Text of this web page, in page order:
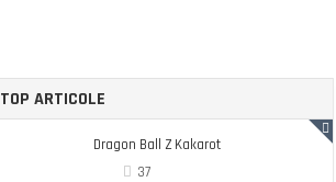
TOP ARTICOLE
Dragon Ball Z Kakarot
37